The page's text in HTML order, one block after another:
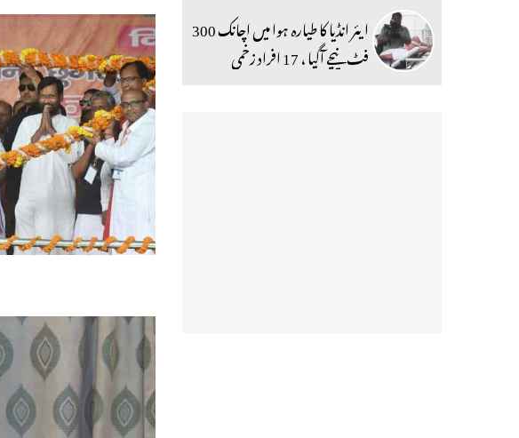
ایئر انڈیا کا طیارہ ہوا میں اچانک 300
فٹ نیچے آگیا ، 17 افراد زخمی